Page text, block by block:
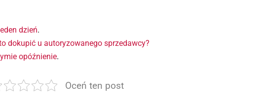
dzień.
dokupić u autoryzowanego sprzedawcy?
opóźnienie.
Oceń ten post